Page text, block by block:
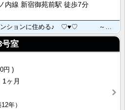
内線 新宿御苑前駅 徒歩7分
号室
円
1ヶ月
12年）